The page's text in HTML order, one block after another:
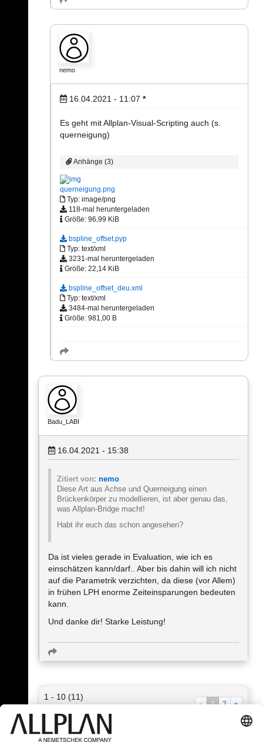
nemo
16.04.2021 - 11:07 *
Es geht mit Allplan-Visual-Scripting auch (s.
querneigung)
Anhänge (3)
querneigung.png
Typ: image/png
118-mal heruntergeladen
Größe: 96,99 KiB
bspline_offset.pyp
Typ: text/xml
3231-mal heruntergeladen
Größe: 22,14 KiB
bspline_offset_deu.xml
Typ: text/xml
3484-mal heruntergeladen
Größe: 981,00 B
Badu_LABI
16.04.2021 - 15:38
Zitiert von: nemo
Diese Art aus Achse und Querneigung einen
Brückenkörper zu modellieren, ist aber genau das,
was Allplan-Bridge macht!
Habt ihr euch das schon angesehen?
Da ist vieles gerade in Evaluation, wie ich es
einschätzen kann/darf.. Aber bis dahin will ich nicht
auf die Parametrik verzichten, da diese (vor Allem)
in frühen LPH enorme Zeiteinsparungen bedeuten
kann.
Und danke dir! Starke Leistung!
1 - 10 (11)
« 1 2 »